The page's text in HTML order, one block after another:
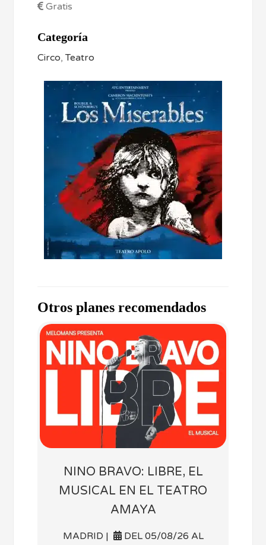
Gratis
Categoría
Circo,Teatro
Otros planes recomendados
NINO BRAVO: LIBRE, EL
MUSICAL EN EL TEATRO
AMAYA
MADRID |
DEL 05/08/26 AL